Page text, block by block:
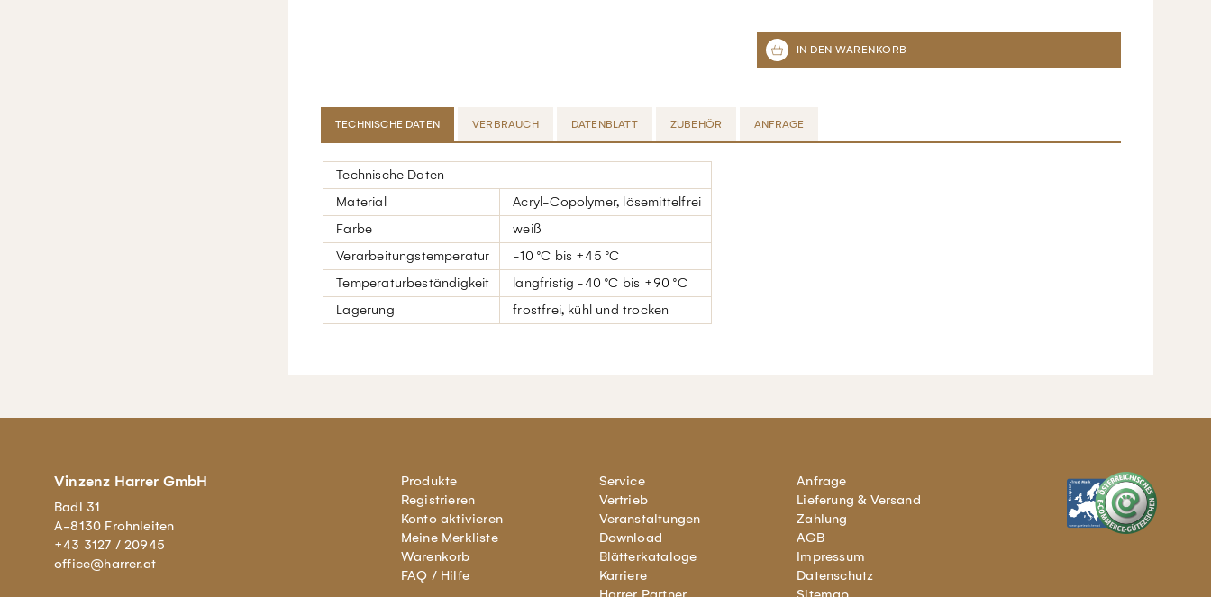
TECHNISCHE DATEN VERBRAUCH DATENBLATT ZUBEHÖR ANFRAGE
Technische Daten
Material
Acryl-Copolymer, lösemittelfrei
Farbe
weiß
Verarbeitungstemperatur
-10 °C bis +45 °C
Temperaturbeständigkeit
langfristig -40 °C bis +90 °C
Lagerung
frostfrei, kühl und trocken
Vinzenz Harrer GmbH
Badl 31
A-8130 Frohnleiten
+43 3127 / 20945
office@harrer.at
Produkte
Registrieren
Konto aktivieren
Meine Merkliste
Warenkorb
FAQ / Hilfe
Service
Vertrieb
Veranstaltungen
Download
Blätterkataloge
Karriere
Anfrage
Lieferung & Versand
Zahlung
AGB
Impressum
Datenschutz